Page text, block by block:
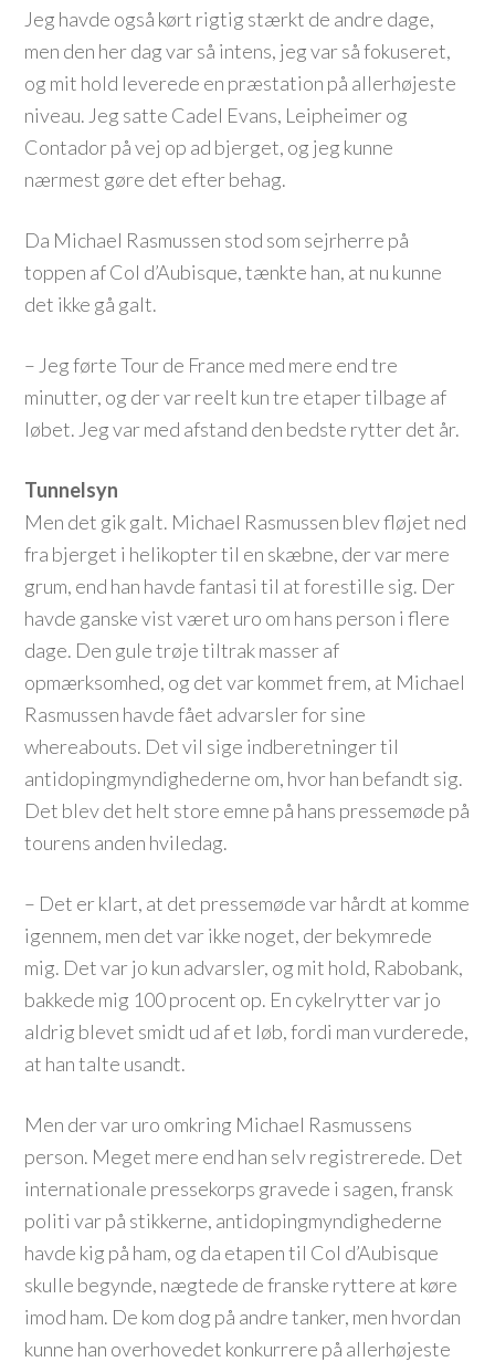
Jeg havde også kørt rigtig stærkt de andre dage,
men den her dag var så intens, jeg var så fokuseret,
og mit hold leverede en præstation på allerhøjeste
niveau. Jeg satte Cadel Evans, Leipheimer og
Contador på vej op ad bjerget, og jeg kunne
nærmest gøre det efter behag.
Da Michael Rasmussen stod som sejrherre på
toppen af Col d’Aubisque, tænkte han, at nu kunne
det ikke gå galt.
– Jeg førte Tour de France med mere end tre
minutter, og der var reelt kun tre etaper tilbage af
løbet. Jeg var med afstand den bedste rytter det år.
Tunnelsyn
Men det gik galt. Michael Rasmussen blev fløjet ned
fra bjerget i helikopter til en skæbne, der var mere
grum, end han havde fantasi til at forestille sig. Der
havde ganske vist været uro om hans person i flere
dage. Den gule trøje tiltrak masser af
opmærksomhed, og det var kommet frem, at Michael
Rasmussen havde fået advarsler for sine
whereabouts. Det vil sige indberetninger til
antidopingmyndighederne om, hvor han befandt sig.
Det blev det helt store emne på hans pressemøde på
tourens anden hviledag.
– Det er klart, at det pressemøde var hårdt at komme
igennem, men det var ikke noget, der bekymrede
mig. Det var jo kun advarsler, og mit hold, Rabobank,
bakkede mig 100 procent op. En cykelrytter var jo
aldrig blevet smidt ud af et løb, fordi man vurderede,
at han talte usandt.
Men der var uro omkring Michael Rasmussens
person. Meget mere end han selv registrerede. Det
internationale pressekorps gravede i sagen, fransk
politi var på stikkerne, antidopingmyndighederne
havde kig på ham, og da etapen til Col d’Aubisque
skulle begynde, nægtede de franske ryttere at køre
imod ham. De kom dog på andre tanker, men hvordan
kunne han overhovedet konkurrere på allerhøjeste